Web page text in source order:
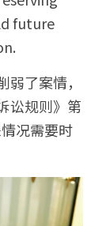
future
了案情，
讼规则》第
况需要时